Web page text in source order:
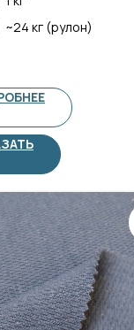
~24 кг (рулон)